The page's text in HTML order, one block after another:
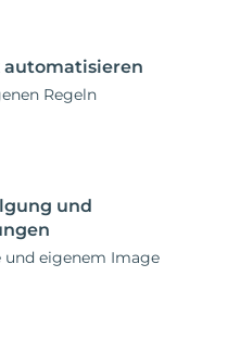
Regeln
und
und eigenem Image